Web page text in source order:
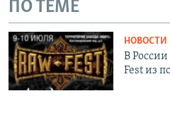
ПО ТЕМЕ
НОВОСТИ
В
Fest из